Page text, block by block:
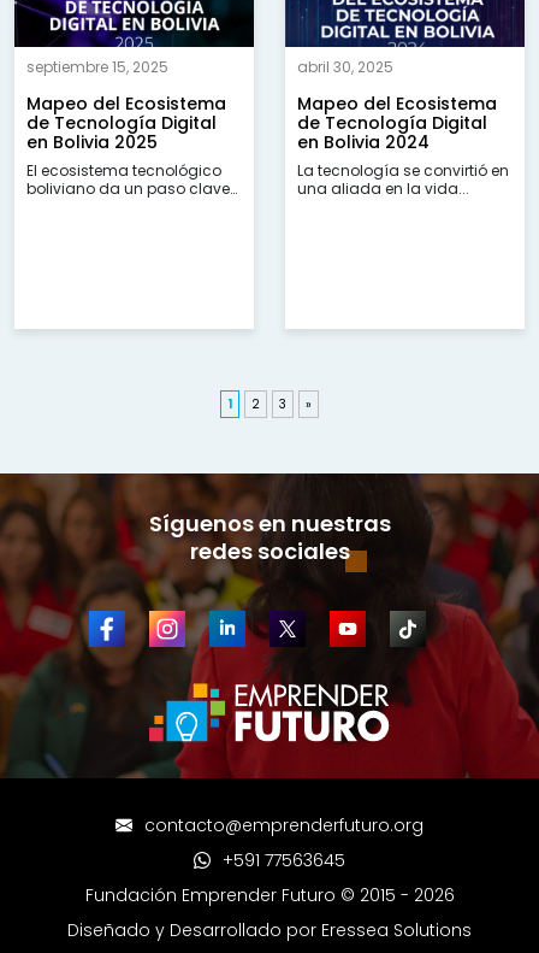
septiembre 15, 2025
Mapeo del Ecosistema
de Tecnología Digital
en Bolivia 2025
El ecosistema tecnológico
boliviano da un paso clave
abril 30, 2025
Mapeo del Ecosistema
de Tecnología Digital
en Bolivia 2024
La tecnología se convirtió en
una aliada en la vida...
1 2 3 »
Síguenos en nuestras
redes sociales
contacto@emprenderfuturo.org
+591 77563645
Fundación Emprender Futuro © 2015 - 2026
Diseñado y Desarrollado por Eressea Solutions